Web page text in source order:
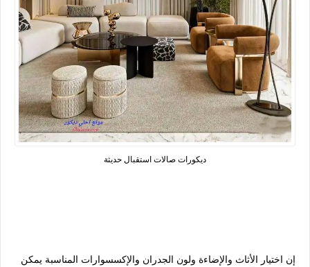
ديكورات صالات استقبال حديثة
إن اختيار الأثاث والإضاءة ولون الجدران والإكسسوارات المناسبة يمكن